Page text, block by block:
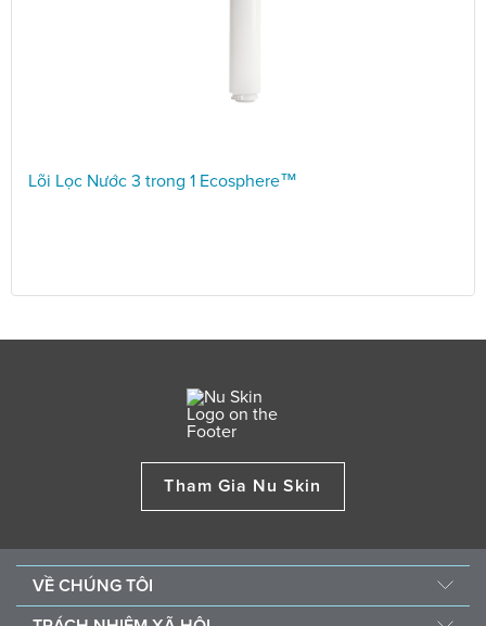
Lõi Lọc Nước 3 trong 1 Ecosphere™
Tham Gia Nu Skin
VỀ CHÚNG TÔI
Câu chuyện của chúng tôi